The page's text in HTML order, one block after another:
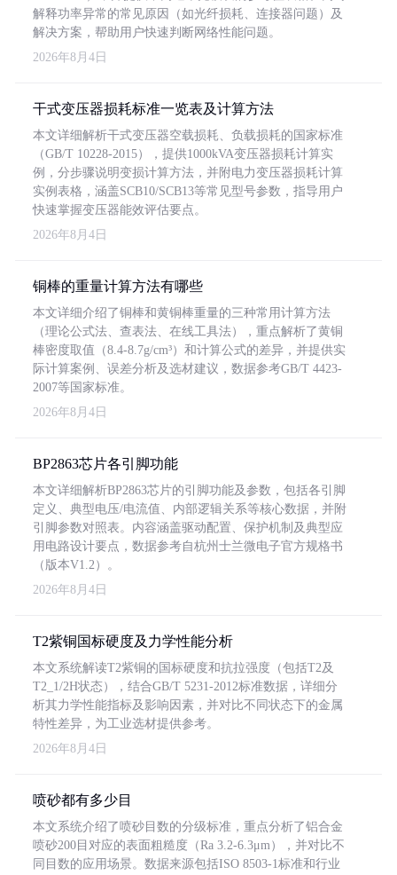
解释功率异常的常见原因（如光纤损耗、连接器问题）及
解决方案，帮助用户快速判断网络性能问题。
2026年8月4日
干式变压器损耗标准一览表及计算方法
本文详细解析干式变压器空载损耗、负载损耗的国家标准
（GB/T 10228-2015），提供1000kVA变压器损耗计算实
例，分步骤说明变损计算方法，并附电力变压器损耗计算
实例表格，涵盖SCB10/SCB13等常见型号参数，指导用户
快速掌握变压器能效评估要点。
2026年8月4日
铜棒的重量计算方法有哪些
本文详细介绍了铜棒和黄铜棒重量的三种常用计算方法
（理论公式法、查表法、在线工具法），重点解析了黄铜
棒密度取值（8.4-8.7g/cm³）和计算公式的差异，并提供实
际计算案例、误差分析及选材建议，数据参考GB/T 4423-
2007等国家标准。
2026年8月4日
BP2863芯片各引脚功能
本文详细解析BP2863芯片的引脚功能及参数，包括各引脚
定义、典型电压/电流值、内部逻辑关系等核心数据，并附
引脚参数对照表。内容涵盖驱动配置、保护机制及典型应
用电路设计要点，数据参考自杭州士兰微电子官方规格书
（版本V1.2）。
2026年8月4日
T2紫铜国标硬度及力学性能分析
本文系统解读T2紫铜的国标硬度和抗拉强度（包括T2及
T2_1/2H状态），结合GB/T 5231-2012标准数据，详细分
析其力学性能指标及影响因素，并对比不同状态下的金属
特性差异，为工业选材提供参考。
2026年8月4日
喷砂都有多少目
本文系统介绍了喷砂目数的分级标准，重点分析了铝合金
喷砂200目对应的表面粗糙度（Ra 3.2-6.3μm），并对比不
同目数的应用场景。数据来源包括ISO 8503-1标准和行业